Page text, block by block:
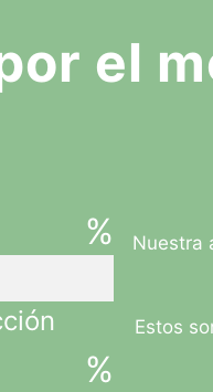
el
%
%
Nuestra
Estos